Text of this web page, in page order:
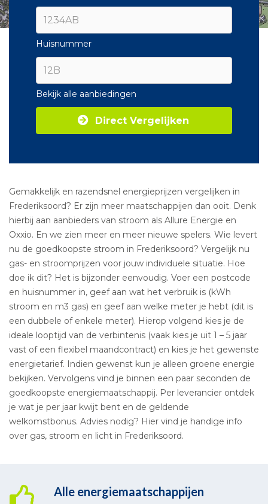
Huisnummer
Bekijk alle aanbiedingen
Direct Vergelijken
Gemakkelijk en razendsnel energieprijzen vergelijken in
Frederiksoord? Er zijn meer maatschappijen dan ooit. Denk
hierbij aan aanbieders van stroom als Allure Energie en
Oxxio. En we zien meer en meer nieuwe spelers. Wie levert
nu de goedkoopste stroom in Frederiksoord? Vergelijk nu
gas- en stroomprijzen voor jouw individuele situatie. Hoe
doe ik dit? Het is bijzonder eenvoudig. Voer een postcode
en huisnummer in, geef aan wat het verbruik is (kWh
stroom en m3 gas) en geef aan welke meter je hebt (dit is
een dubbele of enkele meter). Hierop volgend kies je de
ideale looptijd van de verbintenis (vaak kies je uit 1 – 5 jaar
vast of een flexibel maandcontract) en kies je het gewenste
energietarief. Indien gewenst kun je alleen groene energie
bekijken. Vervolgens vind je binnen een paar seconden de
goedkoopste energiemaatschappij. Per leverancier ontdek
je wat je per jaar kwijt bent en de geldende
welkomstbonus. Advies nodig? Hier vind je handige info
over gas, stroom en licht in Frederiksoord.
Alle energiemaatschappijen